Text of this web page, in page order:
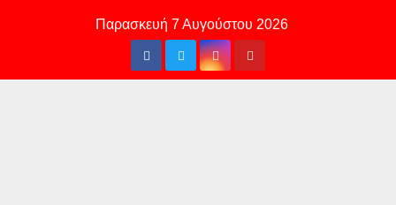
Παρασκευή 7 Αυγούστου 2026